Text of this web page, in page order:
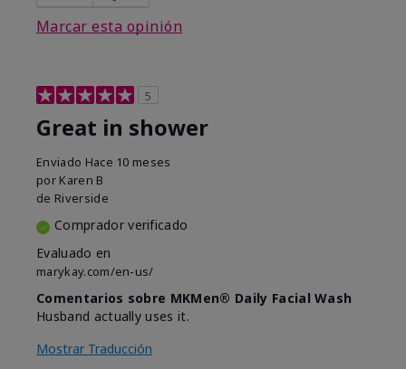
Marcar esta opinión
5
Great in shower
Enviado Hace 10 meses
por Karen B
de Riverside
Comprador verificado
Evaluado en
marykay.com/en-us/
Comentarios sobre MKMen® Daily Facial Wash
Husband actually uses it.
Mostrar Traducción